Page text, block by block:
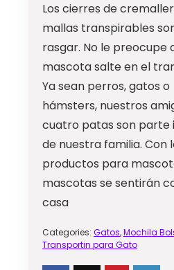
Los cierres de
mallas transpirables
rasgar. No le preocupe
mascota salte en el
Ya sean perros, gatos o
hámsters, nuestros
cuatro patas son parte
de nuestra familia. Con
productos para
mascotas se sentirán
casa
Categories: Gatos,Mochila
Transportin para Gato